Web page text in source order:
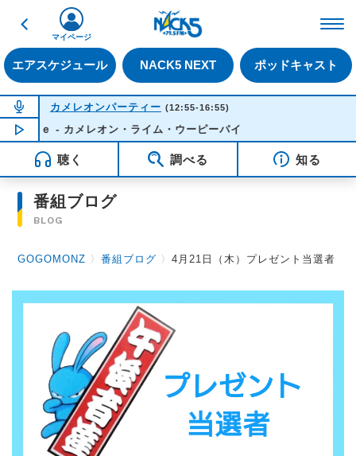
戻る
エアスケジュール NACK5 NEXT ポッドキャスト
マイページ
NOW ON AIR
カメレオンパーティー (12:55-16:55)
NOW PLAYING 13:50
ｉｖｅ - カメレオン・ライム・ウーピーパイ
聴く 調べる 知る
番組ブログ
BLOG
GOGOMONZ 〉番組ブログ 〉4月21日（木）プレゼント当選者